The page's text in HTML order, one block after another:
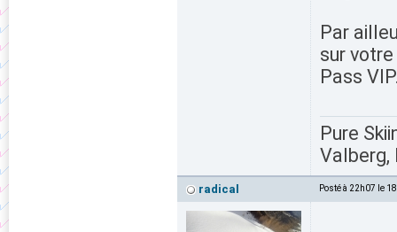
Par
sur
Pass
Pure
Valberg,
radical Posté à 22h07 le